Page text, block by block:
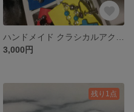
3,000円
残り1点